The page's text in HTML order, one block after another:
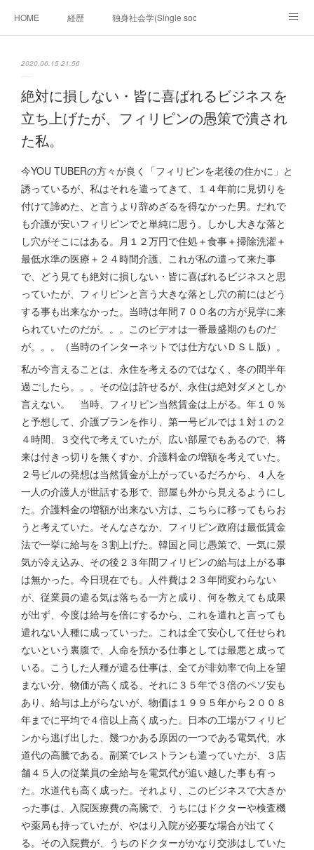
HOME 経歴 独身社会学(Single sociology)と高齢化社会学
移動出来て、工場で作る建物。未来２１００研究所
フィリピンの問題点 フィリピンの歴史
フィリピン経済談義 ファッションを考える 漫画
未来２１００研究所他のアイデアマニラ男の手料理 総集編
https://globalclub.amebaownd.com/
2020.06.15 21:56
絶対に損しない・皆に喜ばれるビジネスを
立ち上げたが、フィリピンの愚策で潰され
た私。
今YOU TUBERの方々が良く「フィリピンを老後の住かに」と
誘っているが、私はそれを遣ってきて、１４年前に見切りを
付けて諦めた、と言うより辞めざるを得なかった男。だれで
も介護が安いフィリピンでと単純に思う。しかし大きな落と
し穴がそこにはある。月１２万円で住処＋食事＋掃除洗濯＋
最低水準の医療＋２４時間介護、これが私の遣って来た事
で、どう見ても絶対に損しない・皆に喜ばれるビジネスと思
っていたが、フィリピンと言う大きな落とし穴の前にはどう
する事も出来なかった。当時は年間７００名の方が見学に来
られていたのだが。。。このビデオは一番最盛期のものだ
が。。。（当時のインターネットでは仕方ないＤＳＬ版）。
私が今言えることは、永住を考えるのではなく、冬の間半年
過ごしたら。。。その位は許せるが、永住は絶対ダメとしか
言えない。 当時、フィリピン当然賃金は上がる。年１０％
と予想して、介護プランを作り、第一号ビルでは１対１の２
４時間、３交代で考えていたが、広い部屋でもあるので、将
来は付きっ切りを無くすか、介護料金の増額を考えていた。
２号ビルの発想は当然賃金が上がっているだろから、４人を
一人の介護人が世話する形で、部屋も外から見えるようにし
た。介護料金の増額が出来ない方は、こちらに移ってもらお
うと考えていた。そんなさなか、フィリピン政府は最低賃金
法で一挙に給与を３割上げた。韓国と同じ愚策で、一気に景
気が冷え込み、その後２３年間フィリピンの給与は上がる事
は無かった。今日現在でも。人件費は２３年間変わらない
が、従業員の遣る気は落ちる一方と成り、何を教えても成果
が出ず、今度は給与を倍にするから、これを遣れと言っても
遣れない人種に成っていった。これは全て安心して任せられ
ないという裏腹で、人命を預かる仕事としては最悪と成って
いる。こうした人種が遣る仕事は、全てが非効率で向上を望
まない分、物価が高く成る、それに３５年で３倍のペソ安も
あり、給与は上がらないが、物価は１９９５年から２００８
年までに平均で４倍以上高く成った。日本の工場がフィリピ
ンから逃げ出した、幾つかある原因の一つである電気代、水
道代の高騰である。副業でレストランも遣っていたが、３店
舗４５人の従業員の全給与を電気代が追い越した事も有っ
た。水道代も高く成った。それより、このビジネスで大きか
った事は、入院医療費の高騰で、うちにはドクターや検査機
や薬局も持っていたが、やはり入院が必要な場合が出てく
る。その入院費が、うちのドクターがかなり交渉はしていた